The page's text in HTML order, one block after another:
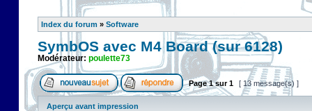
Index du forum » Software
SymbOS avec M4 Board (sur 6128)
Modérateur: poulette73
Page1sur1 [ 13 message(s) ]
Aperçu avant impression